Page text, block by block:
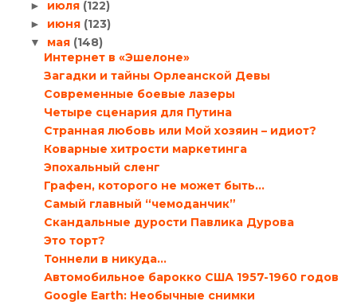
► июля (122)
► июня (123)
▼ мая (148)
Интернет в «Эшелоне»
Загадки и тайны Орлеанской Девы
Современные боевые лазеры
Четыре сценария для Путина
Странная любовь или Мой хозяин – идиот?
Коварные хитрости маркетинга
Эпохальный сленг
Графен, которого не может быть…
Самый главный “чемоданчик”
Скандальные дурости Павлика Дурова
Это торт?
Тоннели в никуда…
Автомобильное барокко США 1957-1960 годов
Google Earth: Необычные снимки